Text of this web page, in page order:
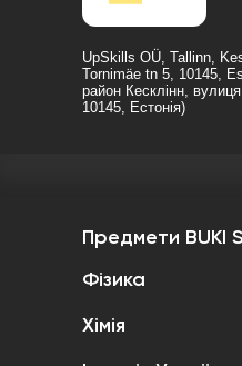
UpSkills OÜ, Tallinn,
Tornimäe tn 5, 10145,
район Кесклінн,
10145, Естонія)
Предмети BUKI
Фізика
Хімія